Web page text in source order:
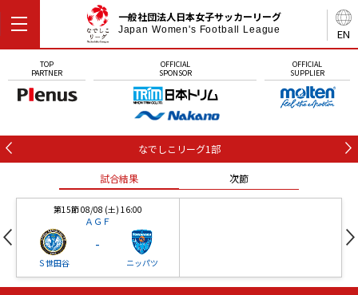
EN
一般社団法人日本女子サッカーリーグ
Japan Women's Football League
TOP
PARTNER
OFFICIAL
SPONSOR
OFFICIAL
SUPPLIER
なでしこリーグ1部
試合結果 次節
第15節 08/08 (土) 16:00
ＡＧＦ
Ｓ世田谷
-
ニッパツ